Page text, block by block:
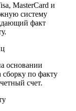
MasterCard и
систему
факт
основании
сборку по факту
счет.